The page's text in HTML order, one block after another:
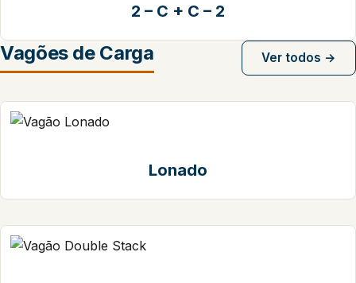
2 – C + C – 2
Vagões de Carga Ver todos →
Lonado